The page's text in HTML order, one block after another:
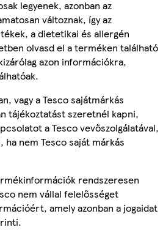
legyenek, azonban az
változnak, így az
a dietetikai és allergén
olvasd el a terméken található
azon információkra,
vagy a Tesco sajátmárkás
tájékoztatást szeretnél kapni,
a Tesco vevőszolgálatával,
ha nem Tesco saját márkás
rendszeresen
nem vállal felelősséget
amely azonban a jogaidat